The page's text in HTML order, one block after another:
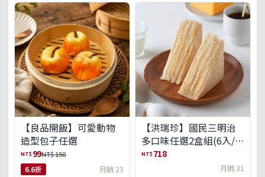
【良品開飯】可愛動物
造型包子任選
NT$ 99NT$ 150
6.6折 月銷 23
【洪瑞珍】國民三明治
多口味任選2盒組(6入/
盒)(免運)
NT$ 718
月銷 31